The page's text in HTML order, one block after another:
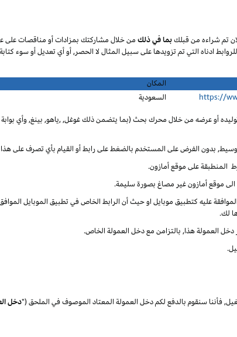
تم شراءه من قبلكبما في ذلك من خلال مشاركتك بمزادات أو مناقصات على
ادناه التي تم تزويدها على سبيل المثال لا الحصر, أو أي تعديل أو سوء
المكان
https://
السعودية
أو عرضه من خلال محرك بحث (بما يتضمن ذلك غوغل, ,ياهو, بينغ, وأي
بدون الفرض على المستخدم بالضغط على رابط أو القيام بأي تصرف على
المنطبقة على موقع أمازون.
الى موقع أمازون غير مصاغ بصورة سليمة.
عليه كتطبيق موبايل او حيث أن الرابط الخاص في تطبيق الموبايل
لك.
فأننا سنقوم بالدفع لكم دخل العمولة المعتاد الموصوف في الملحق ("دخل